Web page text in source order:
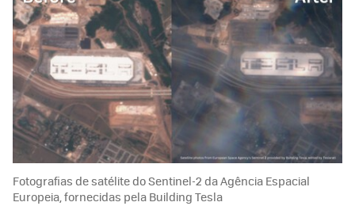
Fotografias de satélite do Sentinel-2 da Agência Espacial
Europeia, fornecidas pela Building Tesla